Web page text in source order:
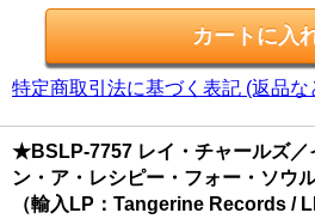
特定商取引法に基づく表記 (返品な
★BSLP-7757 レイ・チャールズ／
ン・ア・レシピー・フォー・ソウ
（輸入LP：Tangerine Records /